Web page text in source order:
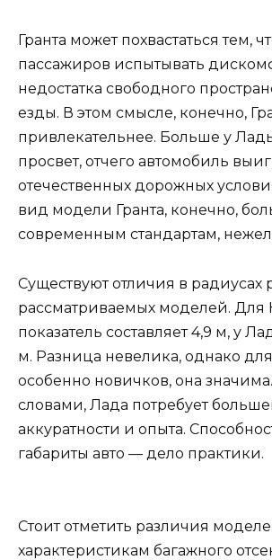
Гранта может похвастаться тем,
пассажиров испытывать
недостатка свободного
езды. В этом смысле, конечно,
привлекательнее. Больше у
просвет, отчего автомобиль
отечественных дорожных
вид модели Гранта, конечно,
современным стандартам,
Существуют отличия в радиусах
рассматриваемых моделей. Для
показатель составляет 4,9 м, у
м. Разница невелика, однако
особенно новичков, она
словами, Лада потребует
аккуратности и опыта.
габариты авто — дело практики.
Стоит отметить различия
характеристикам багажного